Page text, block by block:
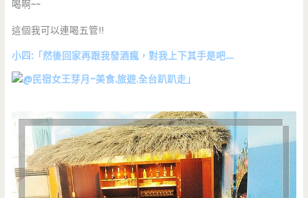
喝啊~~
這個我可以連喝五管!!
小四:「然後回家再跟我發酒瘋，對我上下其手是吧….
」